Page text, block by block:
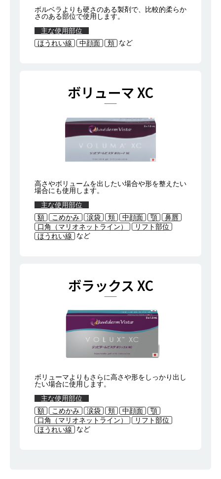
ボルベラよりも硬さのある製剤で、比較的柔らか
さのある部位で使用します。
主な使用部位
ほうれい線
中顔面 頬 など
ボリューマ XC
高さやボリュームを出したい場合や形を整えたい
場合にも使用します。
主な使用部位
額
こめかみ 涙袋 頬 中顔面 顎
鼻唇
口角（マリオネットライン）
リフト部位
ほうれい線
など
ボラックス XC
ボリューマよりもさらに高さや形をしっかり出し
たい場合に使用します。
主な使用部位
額
こめかみ 涙袋 頬 中顔面
顎
口角（マリオネットライン）
リフト部位
ほうれい線
など